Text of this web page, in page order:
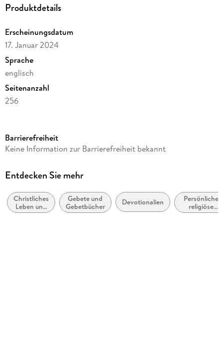
Produktdetails
Erscheinungsdatum
17. Januar 2024
Sprache
englisch
Seitenanzahl
256
Verlag/Hersteller
Produktart
Gewicht
218 g
Barrierefreiheit
Keine Information zur Barrierefreiheit bekannt
Entdecken Sie mehr
Christliches
Leben und
christliche
Gebete und
Gebetbücher
Devotionalien
Persönliche
religiöse
Zeugnisse